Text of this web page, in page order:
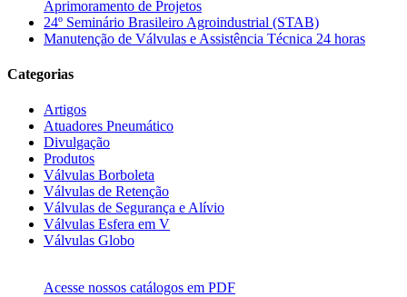
Aprimoramento de Projetos
24º Seminário Brasileiro Agroindustrial (STAB)
Manutenção de Válvulas e Assistência Técnica 24 horas
Categorias
Artigos
Atuadores Pneumático
Divulgação
Produtos
Válvulas Borboleta
Válvulas de Retenção
Válvulas de Segurança e Alívio
Válvulas Esfera em V
Válvulas Globo
Acesse nossos catálogos em PDF